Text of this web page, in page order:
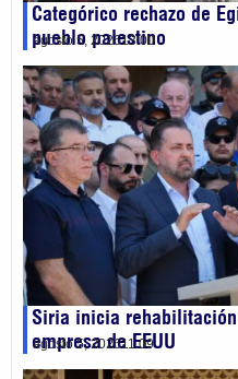
Categórico rechazo de
pueblo palestino
agosto 5, 202613:00
Siria inicia
empresa de EEUU
agosto 5, 202611:09